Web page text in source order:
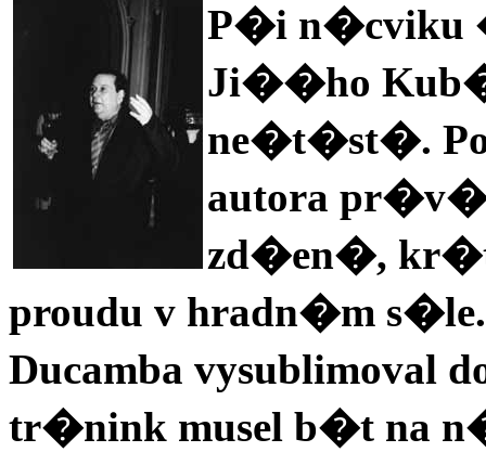
P�i
Ji��ho
ne�t�st�.
autora
zd�en�,
proudu v hradn�m
Ducamba vysublimoval
tr�nink musel b�t na